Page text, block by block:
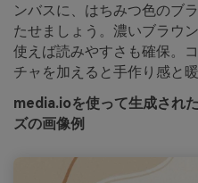
ンバスに、はちみつ色のブ
たせましょう。濃いブラウ
使えば読みやすさも確保。
チャを加えると手作り感と
media.ioを使って生成され
ズの画像例